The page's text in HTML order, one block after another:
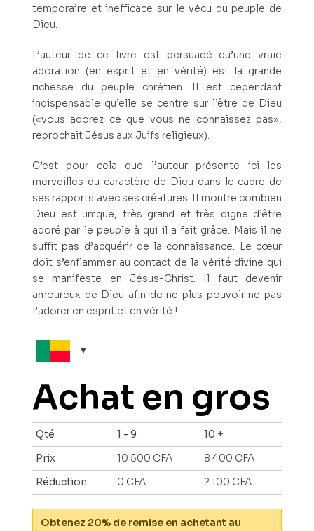
temporaire et inefficace sur le vécu du peuple de
Dieu.
L’auteur de ce livre est persuadé qu’une vraie
adoration (en esprit et en vérité) est la grande
richesse du peuple chrétien. Il est cependant
indispensable qu’elle se centre sur l’être de Dieu
(«vous adorez ce que vous ne connaissez pas»,
reprochait Jésus aux Juifs religieux).
C’est pour cela que l’auteur présente ici les
merveilles du caractère de Dieu dans le cadre de
ses rapports avec ses créatures. Il montre combien
Dieu est unique, très grand et très digne d’être
adoré par le peuple à qui il a fait grâce. Mais il ne
suffit pas d’acquérir de la connaissance. Le cœur
doit s’enflammer au contact de la vérité divine qui
se manifeste en Jésus-Christ. Il faut devenir
amoureux de Dieu afin de ne plus pouvoir ne pas
l’adorer en esprit et en vérité !
Achat en gros
Qté 1 - 9
10 +
Prix
10 500 CFA 8 400 CFA
Réduction
0 CFA 2 100 CFA
Obtenez 20% de remise en achetant au